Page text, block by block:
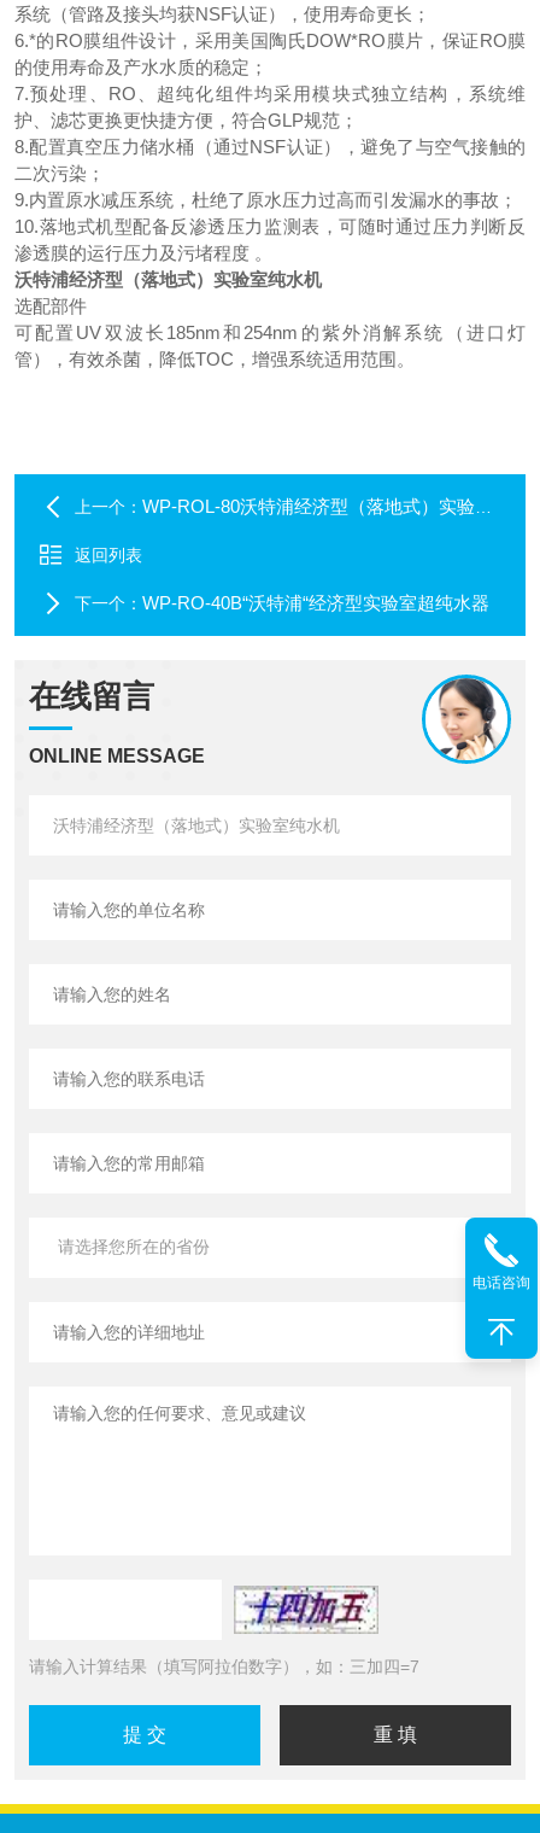
系统（管路及接头均获NSF认证），使用寿命更长；
6.*的RO膜组件设计，采用美国陶氏DOW*RO膜片，保证RO膜
的使用寿命及产水水质的稳定；
7.预处理、RO、超纯化组件均采用模块式独立结构，系统维
护、滤芯更换更快捷方便，符合GLP规范；
8.配置真空压力储水桶（通过NSF认证），避免了与空气接触的
二次污染；
9.内置原水减压系统，杜绝了原水压力过高而引发漏水的事故；
10.落地式机型配备反渗透压力监测表，可随时通过压力判断反
渗透膜的运行压力及污堵程度 。
沃特浦经济型（落地式）实验室纯水机
选配部件
可配置UV双波长185nm和254nm的紫外消解系统（进口灯
管），有效杀菌，降低TOC，增强系统适用范围。
上一个： WP-ROL-80沃特浦经济型（落地式）实验室纯水机
返回列表
下一个： WP-RO-40B“沃特浦“经济型实验室超纯水器
在线留言
ONLINE MESSAGE
请输入计算结果（填写阿拉伯数字），如：三加四=7
电话咨询